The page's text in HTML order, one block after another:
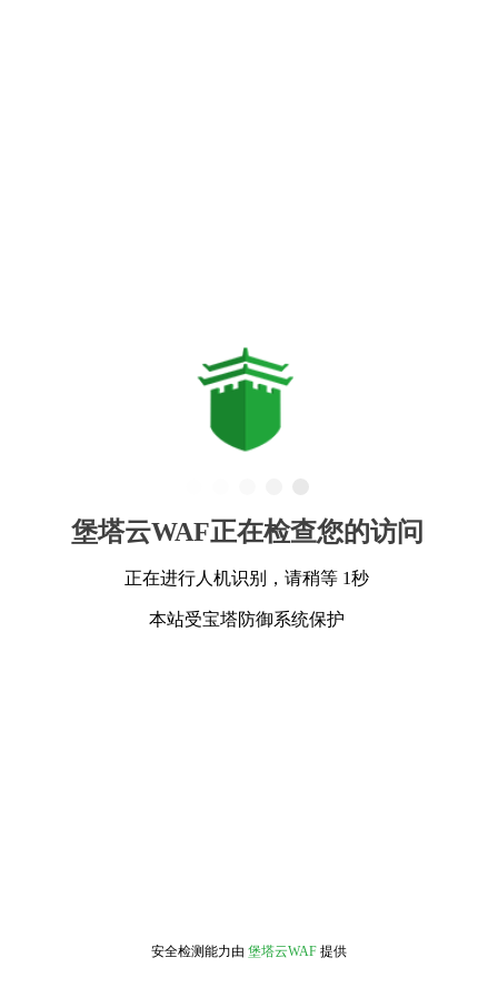
堡塔云WAF正在检查您的访问
正在进行人机识别，请稍等 1秒
本站受宝塔防御系统保护
安全检测能力由 堡塔云WAF 提供